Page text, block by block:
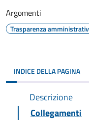
Argomenti
Trasparenza
INDICE DELLA PAGINA
Descrizione
Collegamenti